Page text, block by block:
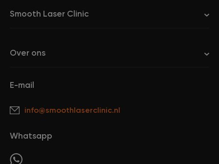
Smooth Laser Clinic
Over ons
E-mail
info@smoothlaserclinic.nl
Whatsapp